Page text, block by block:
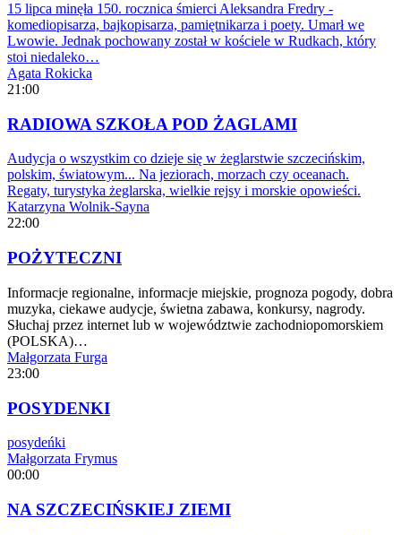
15 lipca minęła 150. rocznica śmierci Aleksandra Fredry -
komediopisarza, bajkopisarza, pamiętnikarza i poety. Umarł we
Lwowie. Jednak pochowany został w kościele w Rudkach, który
stoi niedaleko…
Agata Rokicka
21:00
RADIOWA SZKOŁA POD ŻAGLAMI
Audycja o wszystkim co dzieje się w żeglarstwie szczecińskim,
polskim, światowym... Na jeziorach, morzach czy oceanach.
Regaty, turystyka żeglarska, wielkie rejsy i morskie opowieści.
Katarzyna Wolnik-Sayna
22:00
POŻYTECZNI
Informacje regionalne, informacje miejskie, prognoza pogody, dobra
muzyka, ciekawe audycje, świetna zabawa, konkursy, nagrody.
Słuchaj przez internet lub w województwie zachodniopomorskiem
(POLSKA)…
Małgorzata Furga
23:00
POSYDENKI
posydeńki
Małgorzata Frymus
00:00
NA SZCZECIŃSKIEJ ZIEMI